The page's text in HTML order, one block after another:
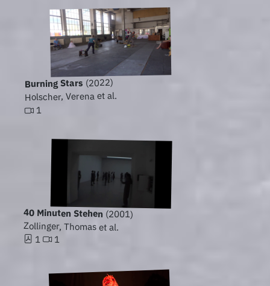
Burning Stars (2022)
Holscher, Verena et al.
1
40 Minuten Stehen (2001)
Zollinger, Thomas et al.
1 1